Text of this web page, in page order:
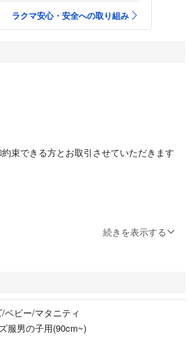
ラクマ安心・安全への取り組み
束できる方とお取引させていただきます
続きを表示する
ベビー/マタニティ
服男の子用(90cm~)